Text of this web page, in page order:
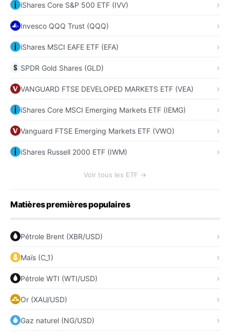
iShares Core S&P 500 ETF (IVV)
Invesco QQQ Trust (QQQ)
iShares MSCI EAFE ETF (EFA)
SPDR Gold Shares (GLD)
VANGUARD FTSE DEVELOPED MARKETS ETF (VEA)
iShares Core MSCI Emerging Markets ETF (IEMG)
Vanguard FTSE Emerging Markets ETF (VWO)
iShares Russell 2000 ETF (IWM)
Voir tous les ETF →
Matières premières populaires
Pétrole Brent (XBR/USD)
Maïs (C_1)
Pétrole WTI (WTI/USD)
Or (XAU/USD)
Gaz naturel (NG/USD)